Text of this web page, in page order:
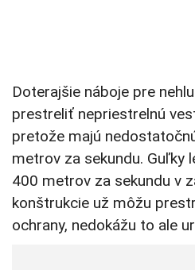
Doterajšie náboje pre
prestreliť nepriestrelnú
pretože majú
metrov za sekundu. Guľky
400 metrov za sekundu v
konštrukcie už môžu
ochrany, nedokážu to ale